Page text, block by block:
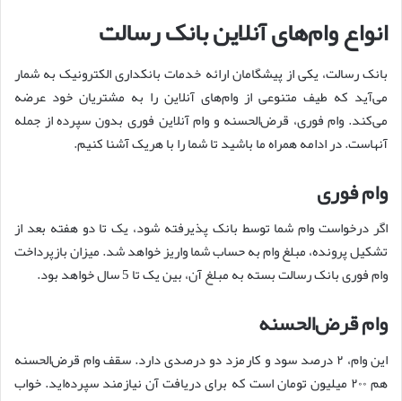
انواع وام‌های آنلاین بانک رسالت
بانک رسالت، یکی از پیشگامان ارائه خدمات بانکداری الکترونیک به شمار
می‌آید که طیف متنوعی از وام‌های آنلاین را به مشتریان خود عرضه
می‌کند. وام فوری، قرض‌الحسنه و وام آنلاین فوری بدون سپرده از جمله
آنهاست. در ادامه همراه ما باشید تا شما را با هریک آشنا کنیم.
وام فوری
اگر درخواست وام شما توسط بانک پذیرفته شود، یک تا دو هفته بعد از
تشکیل پرونده، مبلغ وام به حساب شما واریز خواهد شد. میزان بازپرداخت
وام فوری بانک رسالت بسته به مبلغ آن، بین یک تا 5 سال خواهد بود.
وام قرض‌الحسنه
این وام، ۲ درصد سود و کارمزد دو درصدی دارد. سقف وام قرض‌الحسنه
هم ۲۰۰ میلیون تومان است که برای دریافت آن نیازمند سپرده‌اید. خواب